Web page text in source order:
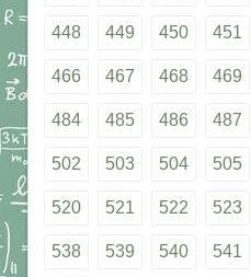
448 449 450 451
466 467 468 469
484 485 486 487
502 503 504 505
520 521 522 523
538 539 540 541